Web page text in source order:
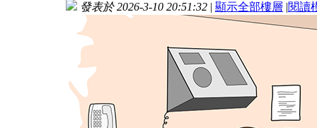
發表於 2026-3-10 20:51:32 | 顯示全部樓層 |閱讀